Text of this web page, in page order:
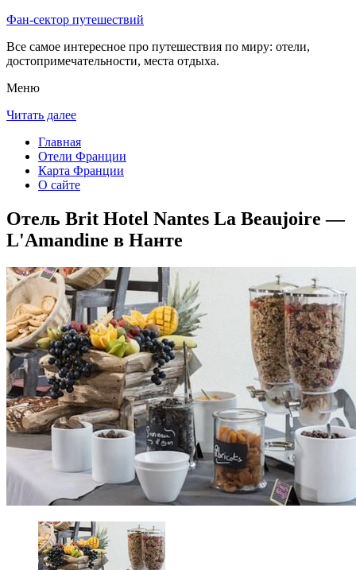
Фан-сектор путешествий
Все самое интересное про путешествия по миру: отели,
достопримечательности, места отдыха.
Меню
Читать далее
Главная
Отели Франции
Карта Франции
О сайте
Отель Brit Hotel Nantes La Beaujoire —
L'Amandine в Нанте